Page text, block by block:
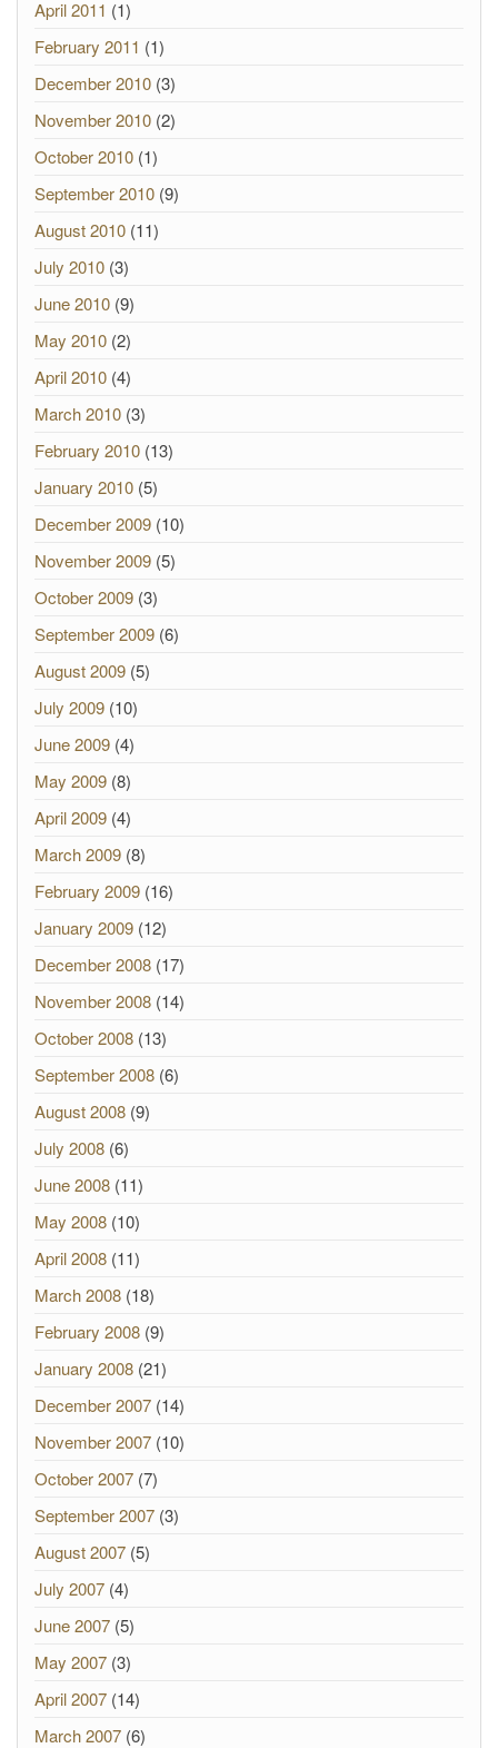
April 2011 (1)
February 2011 (1)
December 2010 (3)
November 2010 (2)
October 2010 (1)
September 2010 (9)
August 2010 (11)
July 2010 (3)
June 2010 (9)
May 2010 (2)
April 2010 (4)
March 2010 (3)
February 2010 (13)
January 2010 (5)
December 2009 (10)
November 2009 (5)
October 2009 (3)
September 2009 (6)
August 2009 (5)
July 2009 (10)
June 2009 (4)
May 2009 (8)
April 2009 (4)
March 2009 (8)
February 2009 (16)
January 2009 (12)
December 2008 (17)
November 2008 (14)
October 2008 (13)
September 2008 (6)
August 2008 (9)
July 2008 (6)
June 2008 (11)
May 2008 (10)
April 2008 (11)
March 2008 (18)
February 2008 (9)
January 2008 (21)
December 2007 (14)
November 2007 (10)
October 2007 (7)
September 2007 (3)
August 2007 (5)
July 2007 (4)
June 2007 (5)
May 2007 (3)
April 2007 (14)
March 2007 (6)